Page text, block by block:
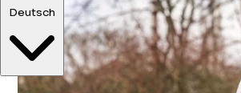
Deutsch